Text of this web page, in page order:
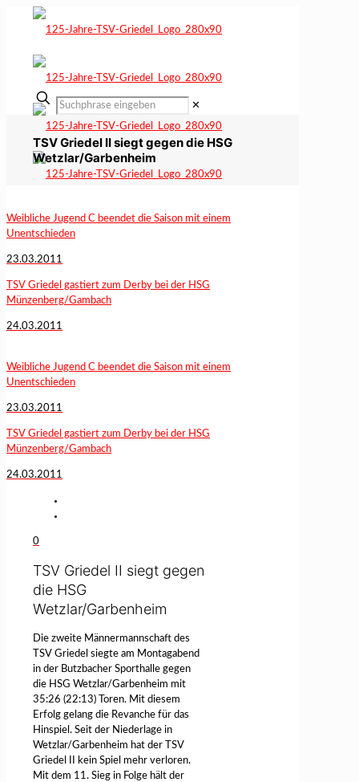
✕
TSV Griedel II siegt gegen die HSG
Wetzlar/Garbenheim
Weibliche Jugend C beendet die Saison mit einem
Unentschieden
23.03.2011
TSV Griedel gastiert zum Derby bei der HSG
Münzenberg/Gambach
24.03.2011
Weibliche Jugend C beendet die Saison mit einem
Unentschieden
23.03.2011
TSV Griedel gastiert zum Derby bei der HSG
Münzenberg/Gambach
24.03.2011
0
TSV Griedel II siegt gegen
die HSG
Wetzlar/Garbenheim
Die zweite Männermannschaft des
TSV Griedel siegte am Montagabend
in der Butzbacher Sporthalle gegen
die HSG Wetzlar/Garbenheim mit
35:26 (22:13) Toren. Mit diesem
Erfolg gelang die Revanche für das
Hinspiel. Seit der Niederlage in
Wetzlar/Garbenheim hat der TSV
Griedel II kein Spiel mehr verloren.
Mit dem 11. Sieg in Folge hält der